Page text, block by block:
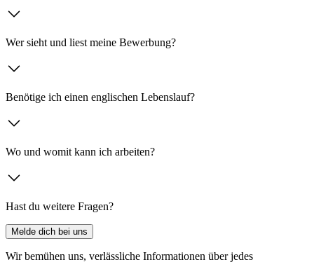
Wer sieht und liest meine Bewerbung?
Benötige ich einen englischen Lebenslauf?
Wo und womit kann ich arbeiten?
Hast du weitere Fragen?
Melde dich bei uns
Wir bemühen uns, verlässliche Informationen über jedes